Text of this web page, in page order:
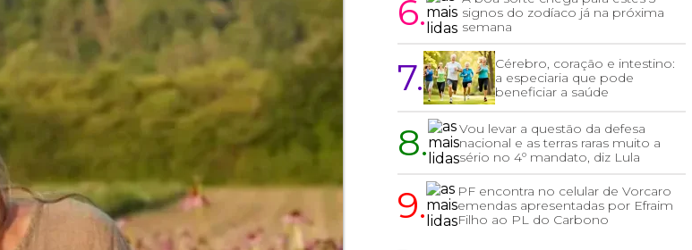
6.
signos do zodíaco já na próxima
semana
7.
Cérebro, coração e intestino:
a especiaria que pode
beneficiar a saúde
8.
Vou levar a questão da defesa
nacional e as terras raras muito a
sério no 4º mandato, diz Lula
9.
PF encontra no celular de Vorcaro
emendas apresentadas por Efraim
Filho ao PL do Carbono